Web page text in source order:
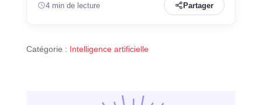
4 min de lecture Partager
Catégorie : Intelligence artificielle